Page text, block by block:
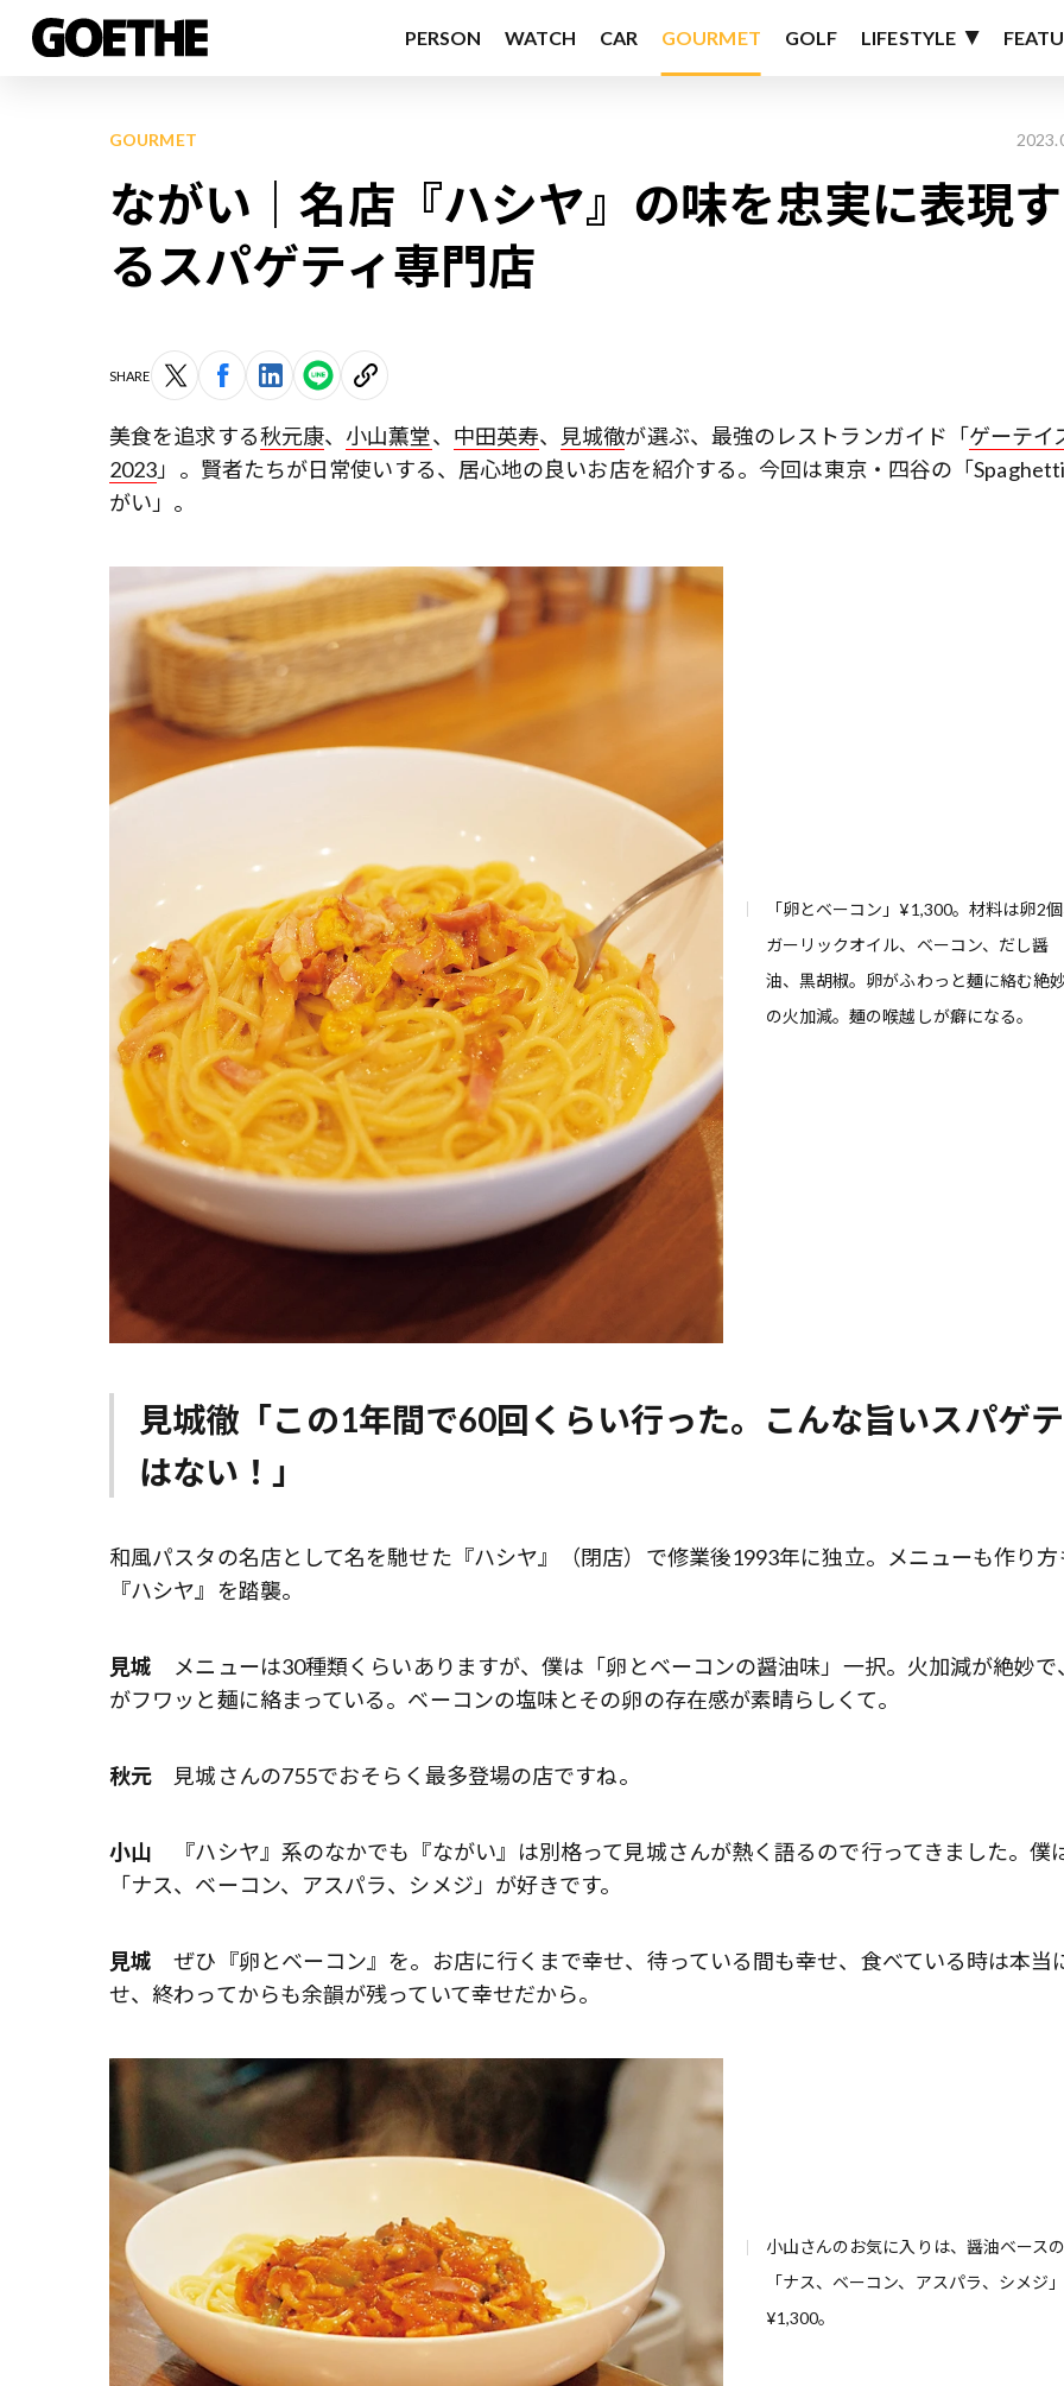
PERSON WATCH CAR GOURMET GOLF LIFESTYLE
GOURMET
ながい｜名店『ハシヤ』の味を忠実に表現す
るスパゲティ専門店
SHARE
美食を追求する秋元康、 小山薫堂、 中田英寿、 見城徹が選ぶ、最強のレストランガイド「ゲーテイ
2023 」。賢者たちが日常使いする、居心地の良いお店を紹介する。今回は東京・四谷の「
がい」。
「卵とベーコン」¥1,300。材料は卵2
ガーリックオイル、ベーコン、だし醤
油、黒胡椒。卵がふわっと麺に絡む絶
の火加減。麺の喉越しが癖になる。
見城徹「この1年間で60回くらい行った。こんな旨いスパゲ
はない！」
和風パスタの名店として名を馳せた『ハシヤ』（閉店）で修業後1993年に独立。メニューも作り方
『ハシヤ』を踏襲。
見城 メニューは30種類くらいありますが、僕は「卵とベーコンの醤油味」一択。火加減が絶妙で
がフワッと麺に絡まっている。ベーコンの塩味とその卵の存在感が素晴らしくて。
秋元 見城さんの755でおそらく最多登場の店ですね。
小山 『ハシヤ』系のなかでも『ながい』は別格って見城さんが熱く語るので行ってきました。僕
「ナス、ベーコン、アスパラ、シメジ」が好きです。
見城 ぜひ『卵とベーコン』を。お店に行くまで幸せ、待っている間も幸せ、食べている時は本当
せ、終わってからも余韻が残っていて幸せだから。
小山さんのお気に入りは、醤油ベース
「ナス、ベーコン、アスパラ、シメジ
¥1,300。